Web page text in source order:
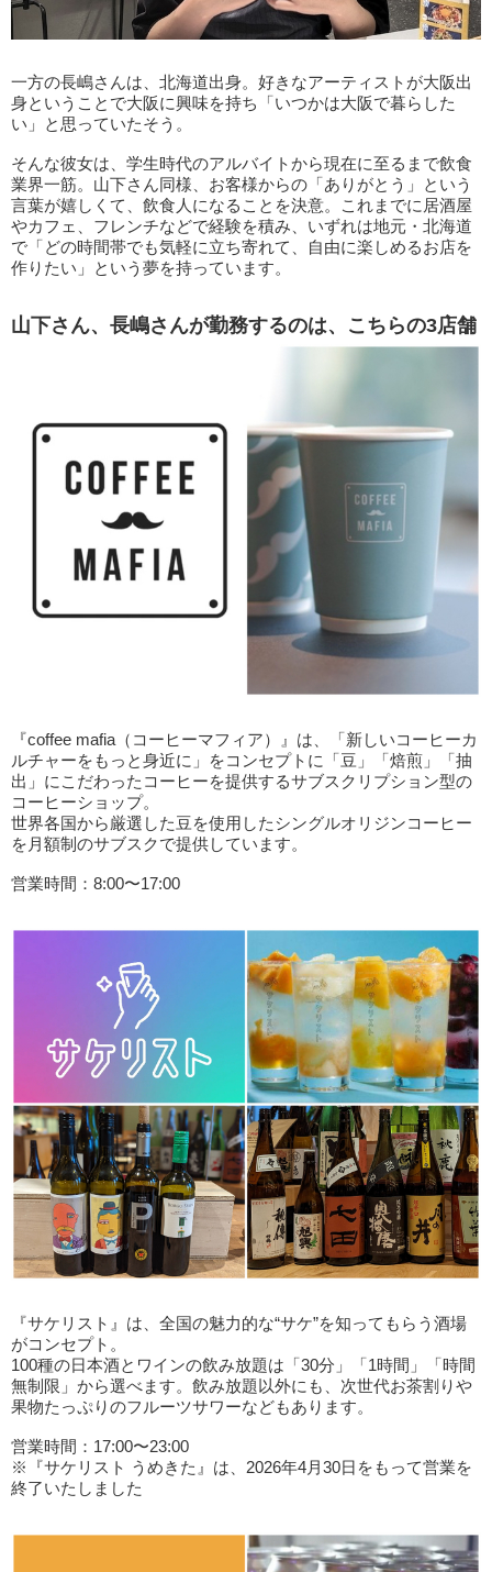
一方の長嶋さんは、北海道出身。好きなアーティストが大阪出
身ということで大阪に興味を持ち「いつかは大阪で暮らした
い」と思っていたそう。
そんな彼女は、学生時代のアルバイトから現在に至るまで飲食
業界一筋。山下さん同様、お客様からの「ありがとう」という
言葉が嬉しくて、飲食人になることを決意。これまでに居酒屋
やカフェ、フレンチなどで経験を積み、いずれは地元・北海道
で「どの時間帯でも気軽に立ち寄れて、自由に楽しめるお店を
作りたい」という夢を持っています。
山下さん、長嶋さんが勤務するのは、こちらの3店舗
『coffee mafia（コーヒーマフィア）』は、「新しいコーヒーカ
ルチャーをもっと身近に」をコンセプトに「豆」「焙煎」「抽
出」にこだわったコーヒーを提供するサブスクリプション型の
コーヒーショップ。
世界各国から厳選した豆を使用したシングルオリジンコーヒー
を月額制のサブスクで提供しています。
営業時間：8:00〜17:00
『サケリスト』は、全国の魅力的な“サケ”を知ってもらう酒場
がコンセプト。
100種の日本酒とワインの飲み放題は「30分」「1時間」「時間
無制限」から選べます。飲み放題以外にも、次世代お茶割りや
果物たっぷりのフルーツサワーなどもあります。
営業時間：17:00〜23:00
※『サケリスト うめきた』は、2026年4月30日をもって営業を
終了いたしました